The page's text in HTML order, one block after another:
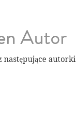
Autor
następujące autorki